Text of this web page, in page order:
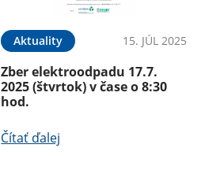
Aktuality 15. JÚL 2025
Zber elektroodpadu 17.7.
2025 (štvrtok) v čase o 8:30
hod.
Čítať ďalej